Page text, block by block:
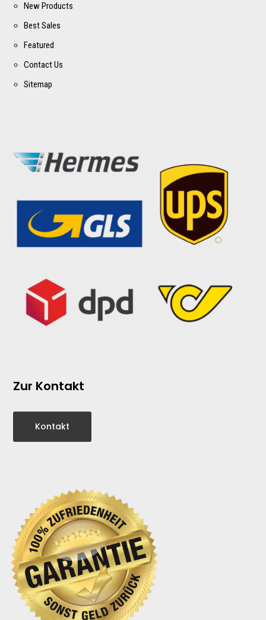
New Products
Best Sales
Featured
Contact Us
Sitemap
Zur Kontakt
Kontakt